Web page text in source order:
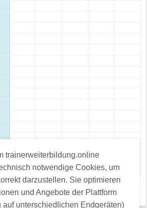
trainerweiterbildung.online
notwendige Cookies, um
darzustellen. Sie optimieren
und Angebote der Plattform
auf unterschiedlichen Endgeräten)
Week Day List